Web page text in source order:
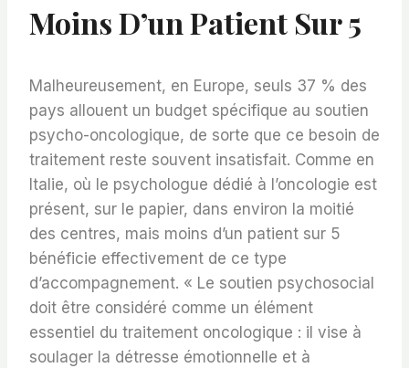
Moins D’un Patient Sur 5
Malheureusement, en Europe, seuls 37 % des
pays allouent un budget spécifique au soutien
psycho-oncologique, de sorte que ce besoin de
traitement reste souvent insatisfait. Comme en
Italie, où le psychologue dédié à l’oncologie est
présent, sur le papier, dans environ la moitié
des centres, mais moins d’un patient sur 5
bénéficie effectivement de ce type
d’accompagnement. « Le soutien psychosocial
doit être considéré comme un élément
essentiel du traitement oncologique : il vise à
soulager la détresse émotionnelle et à